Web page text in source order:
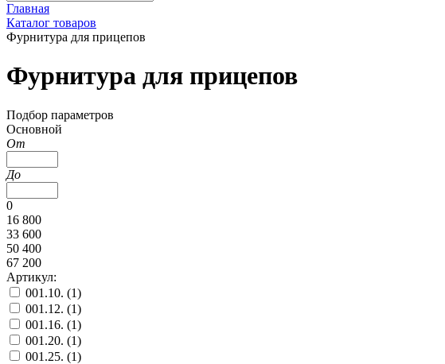
Главная
Каталог товаров
Фурнитура для прицепов
Фурнитура для прицепов
Подбор параметров
Основной
От
До
0
16 800
33 600
50 400
67 200
Артикул:
001.10. (1)
001.12. (1)
001.16. (1)
001.20. (1)
001.25. (1)